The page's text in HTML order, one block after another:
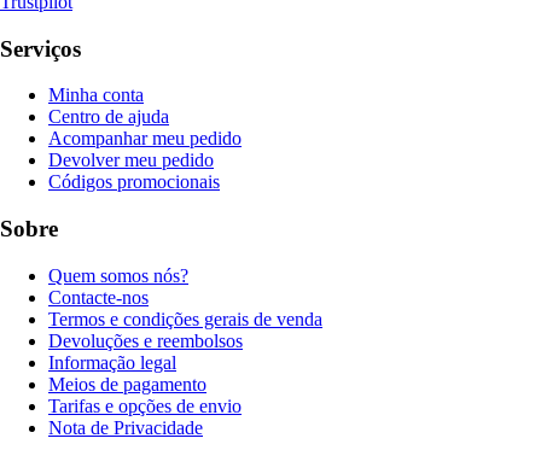
Serviços
Minha conta
Centro de ajuda
Acompanhar meu pedido
Devolver meu pedido
Códigos promocionais
Sobre
Quem somos nós?
Contacte-nos
Termos e condições gerais de venda
Devoluções e reembolsos
Informação legal
Meios de pagamento
Tarifas e opções de envio
Nota de Privacidade